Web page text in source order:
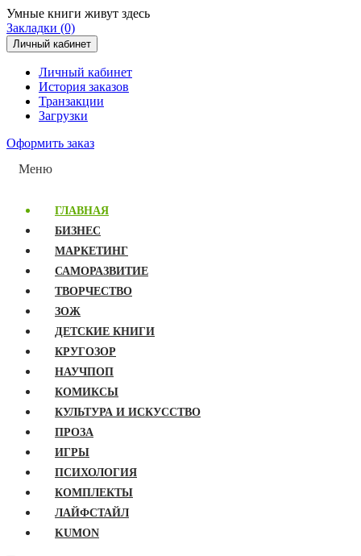
Умные книги живут здесь
Закладки (0)
Личный кабинет
Личный кабинет
История заказов
Транзакции
Загрузки
Оформить заказ
Меню
ГЛАВНАЯ
БИЗНЕС
МАРКЕТИНГ
САМОРАЗВИТИЕ
ТВОРЧЕСТВО
ЗОЖ
ДЕТСКИЕ КНИГИ
КРУГОЗОР
НАУЧПОП
КОМИКСЫ
КУЛЬТУРА И ИСКУССТВО
ПРОЗА
ИГРЫ
ПСИХОЛОГИЯ
КОМПЛЕКТЫ
ЛАЙФСТАЙЛ
KUMON